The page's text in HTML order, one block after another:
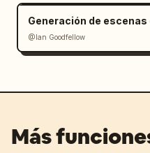
@Ian Goodfellow
Más